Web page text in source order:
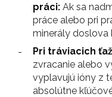
práci: Ak sa
práce alebo pri
minerály doslova
Pri tráviacich
zvracanie alebo
vyplavujú ióny z
absolútne